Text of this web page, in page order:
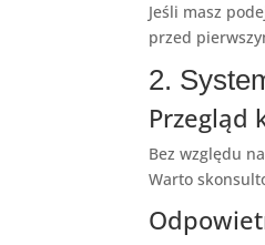
Jeśli masz
przed
2.
Przegląd
Bez względu
Warto